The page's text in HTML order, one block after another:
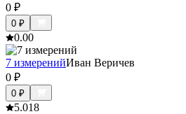
0 ₽
0 ₽
0.00
7 измеренийИван Веричев
0 ₽
0 ₽
5.018